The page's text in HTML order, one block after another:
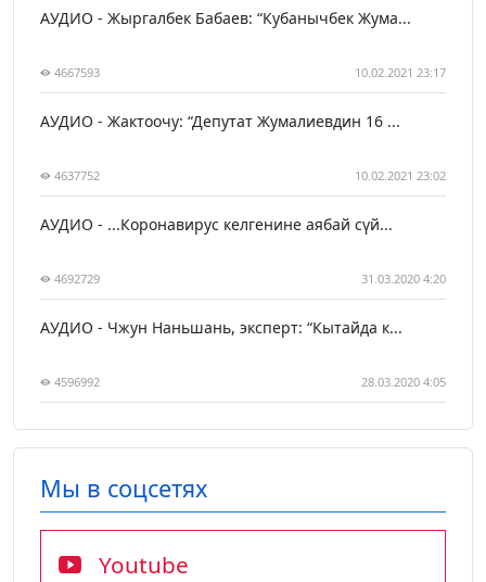
АУДИО - Жыргалбек Бабаев: “Кубанычбек Жума...
4667593 10.02.2021 23:17
АУДИО - Жактоочу: “Депутат Жумалиевдин 16 ...
4637752 10.02.2021 23:02
АУДИО - ...Коронавирус келгенине аябай сүй...
4692729 31.03.2020 4:20
АУДИО - Чжун Наньшань, эксперт: “Кытайда к...
4596992 28.03.2020 4:05
Мы в соцсетях
Youtube